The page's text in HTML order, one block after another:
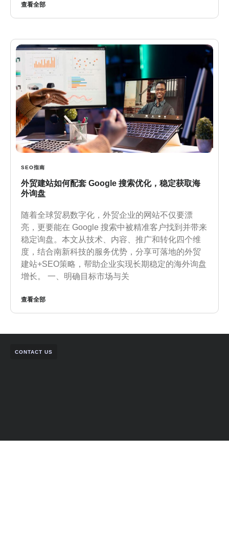
查看全部
SEO指南
外贸建站如何配套 Google 搜索优化，稳定获取海
外询盘
随着全球贸易数字化，外贸企业的网站不仅要漂
亮，更要能在 Google 搜索中被精准客户找到并带来
稳定询盘。本文从技术、内容、推广和转化四个维
度，结合南新科技的服务优势，分享可落地的外贸
建站+SEO策略，帮助企业实现长期稳定的海外询盘
增长。 一、明确目标市场与关
查看全部
CONTACT US